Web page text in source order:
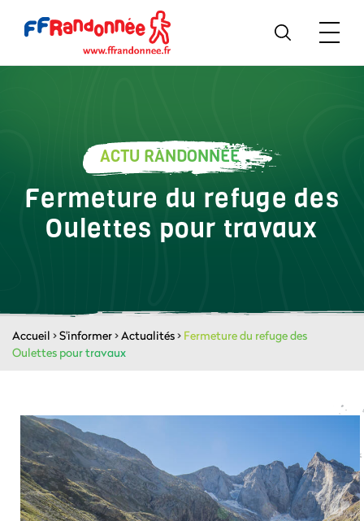
ACTU RANDONNÉE
Fermeture du refuge des
Oulettes pour travaux
Accueil >S'informer>Actualités> Fermeture du refuge des
Oulettes pour travaux